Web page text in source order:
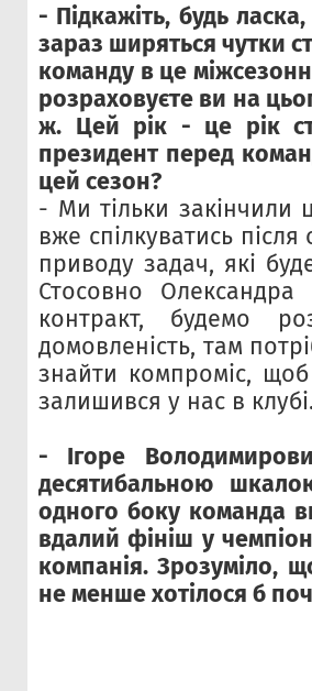
- Підкажіть, будь
зараз ширяться чутки
команду в це
розраховуєте ви на
ж. Цей рік - це рік
президент перед
цей сезон?
- Ми тільки закінчили
вже спілкуватись
приводу задач, які
Стосовно
контракт, будемо
домовленість, там
знайти компроміс,
залишився у нас в клубі.
- Ігоре
десятибальною
одного боку команда
вдалий фініш у
компанія. Зрозуміло,
не менше хотілося б